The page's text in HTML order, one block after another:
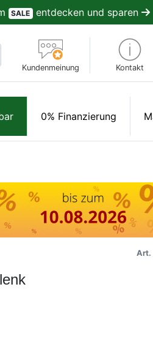
SALE entdecken und sparen
Kundenmeinung Kontakt
0% Finanzierung
Art.